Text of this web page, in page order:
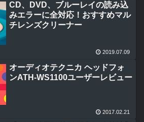
CD、DVD、ブルーレイの読み込
みエラーに全対応！おすすめマル
チレンズクリーナー
2019.07.09
オーディオテクニカ ヘッドフォ
ンATH-WS1100ユーザーレビュー
2017.02.21